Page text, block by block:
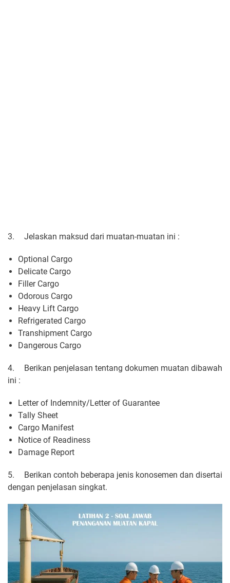
3. Jelaskan maksud dari muatan-muatan ini :
Optional Cargo
Delicate Cargo
Filler Cargo
Odorous Cargo
Heavy Lift Cargo
Refrigerated Cargo
Transhipment Cargo
Dangerous Cargo
4.
Berikan penjelasan tentang dokumen muatan dibawah
ini :
Letter of Indemnity/Letter of Guarantee
Tally Sheet
Cargo Manifest
Notice of Readiness
Damage Report
5.
Berikan contoh beberapa jenis konosemen dan disertai
dengan penjelasan singkat.